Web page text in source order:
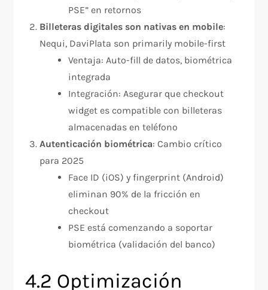
PSE” en retornos
Billeteras digitales son nativas en mobile:
Nequi, DaviPlata son primarily mobile-first
Ventaja: Auto-fill de datos, biométrica
integrada
Integración: Asegurar que checkout
widget es compatible con billeteras
almacenadas en teléfono
Autenticación biométrica: Cambio crítico
para 2025
Face ID (iOS) y fingerprint (Android)
eliminan 90% de la fricción en
checkout
PSE está comenzando a soportar
biométrica (validación del banco)
4.2 Optimización